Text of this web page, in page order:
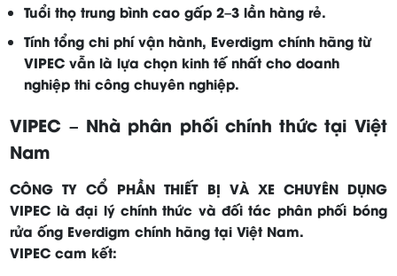
Tuổi thọ trung bình cao gấp 2–3 lần hàng rẻ.
Tính tổng chi phí vận hành, Everdigm chính hãng từ
VIPEC vẫn là lựa chọn kinh tế nhất cho doanh
nghiệp thi công chuyên nghiệp.
VIPEC – Nhà phân phối chính thức tại Việt
Nam
CÔNG TY CỔ PHẦN THIẾT BỊ VÀ XE CHUYÊN DỤNG
VIPEC là đại lý chính thức và đối tác phân phối bóng
rửa ống Everdigm chính hãng tại Việt Nam.
VIPEC cam kết: